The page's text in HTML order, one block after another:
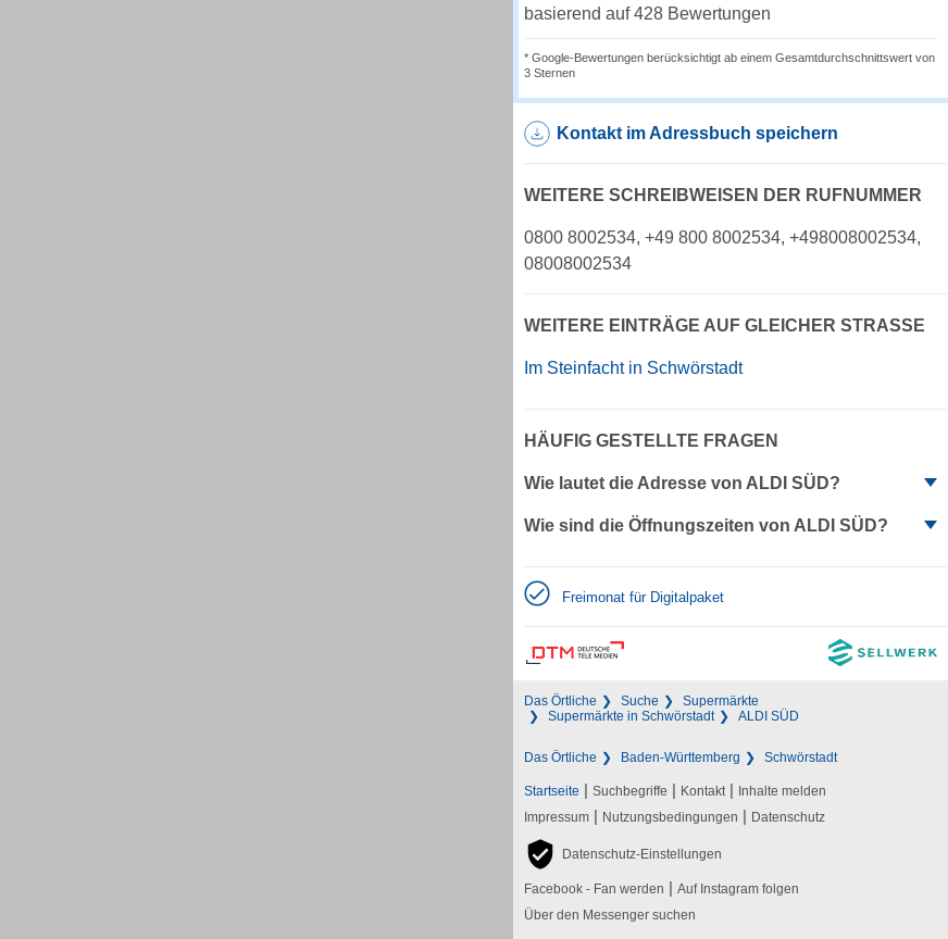
basierend auf 428 Bewertungen
* Google-Bewertungen berücksichtigt ab einem Gesamtdurchschnittswert von
3 Sternen
Kontakt im Adressbuch speichern
WEITERE SCHREIBWEISEN DER RUFNUMMER
0800 8002534, +49 800 8002534, +498008002534,
08008002534
WEITERE EINTRÄGE AUF GLEICHER STRASSE
Im Steinfacht in Schwörstadt
HÄUFIG GESTELLTE FRAGEN
Wie lautet die Adresse von ALDI SÜD?
Wie sind die Öffnungszeiten von ALDI SÜD?
Freimonat für Digitalpaket
Das Örtliche Suche
Supermärkte
Supermärkte in Schwörstadt
ALDI SÜD
Das Örtliche Baden-Württemberg Schwörstadt
Startseite | Suchbegriffe | Kontakt | Inhalte melden
Impressum | Nutzungsbedingungen | Datenschutz
Datenschutz-Einstellungen
Facebook - Fan werden | Auf Instagram folgen
Über den Messenger suchen